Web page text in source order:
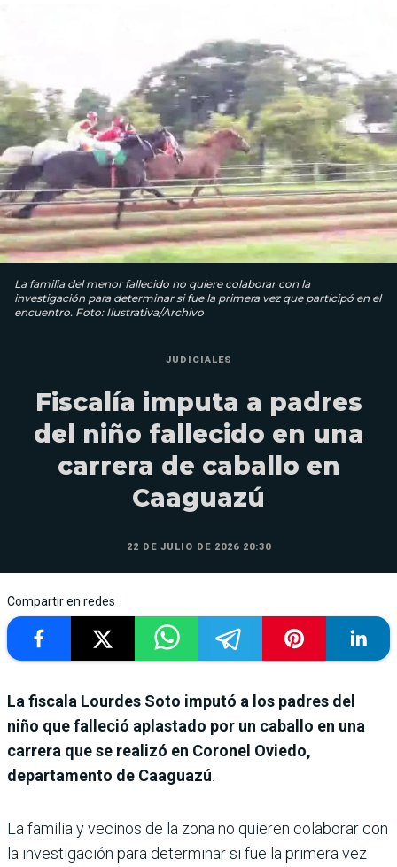
La familia del menor fallecido no quiere colaborar con la
investigación para determinar si fue la primera vez que participó en el
encuentro. Foto: Ilustrativa/Archivo
JUDICIALES
Fiscalía imputa a padres
del niño fallecido en una
carrera de caballo en
Caaguazú
22 DE JULIO DE 2026 20:30
Compartir en redes
La fiscala Lourdes Soto imputó a los padres del
niño que falleció aplastado por un caballo en una
carrera que se realizó en Coronel Oviedo,
departamento de Caaguazú
La familia y vecinos de la zona no quieren colaborar con
la investigación para determinar si fue la primera vez